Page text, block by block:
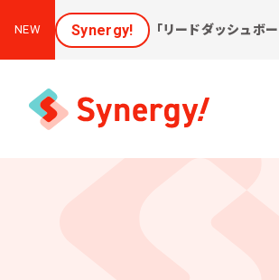
NEW Synergy! 「リードダッシュボー